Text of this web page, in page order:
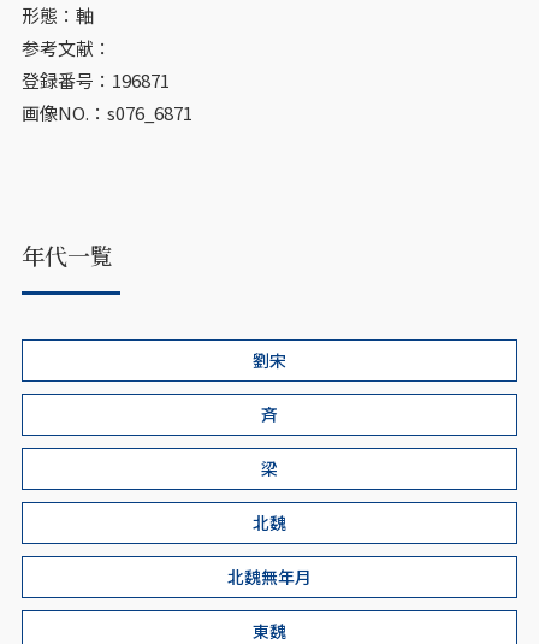
形態：軸
参考文献：
登録番号：196871
画像NO.：s076_6871
年代一覧
劉宋
斉
梁
北魏
北魏無年月
東魏